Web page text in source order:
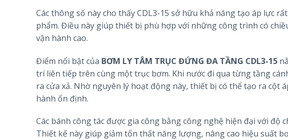
Các thông số này cho thấy CDL3-15 sở hữu khả năng tạo áp lực
phẩm. Điều này giúp thiết bị phù hợp với những công trình có
vận hành cao.
Điểm nổi bật của BƠM LY TÂM TRỤC ĐỨNG ĐA TẦNG CDL3-15
trí liên tiếp trên cùng một trục bơm. Khi nước đi qua từng tầng
ra cửa xả. Nhờ nguyên lý hoạt động này, thiết bị có thể tạo ra cột
hành ổn định.
Các bánh công tác được gia công bằng công nghệ hiện đại với độ
Thiết kế này giúp giảm tổn thất năng lượng, nâng cao hiệu suất